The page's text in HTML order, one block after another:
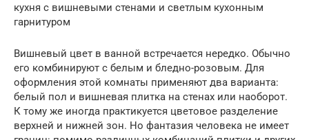
кухня с вишневыми стенами и светлым кухонным
гарнитуром
Вишневый цвет в ванной встречается нередко. Обычно
его комбинируют с белым и бледно-розовым. Для
оформления этой комнаты применяют два варианта:
белый пол и вишневая плитка на стенах или наоборот.
К тому же иногда практикуется цветовое разделение
верхней и нижней зон. Но фантазия человека не имеет